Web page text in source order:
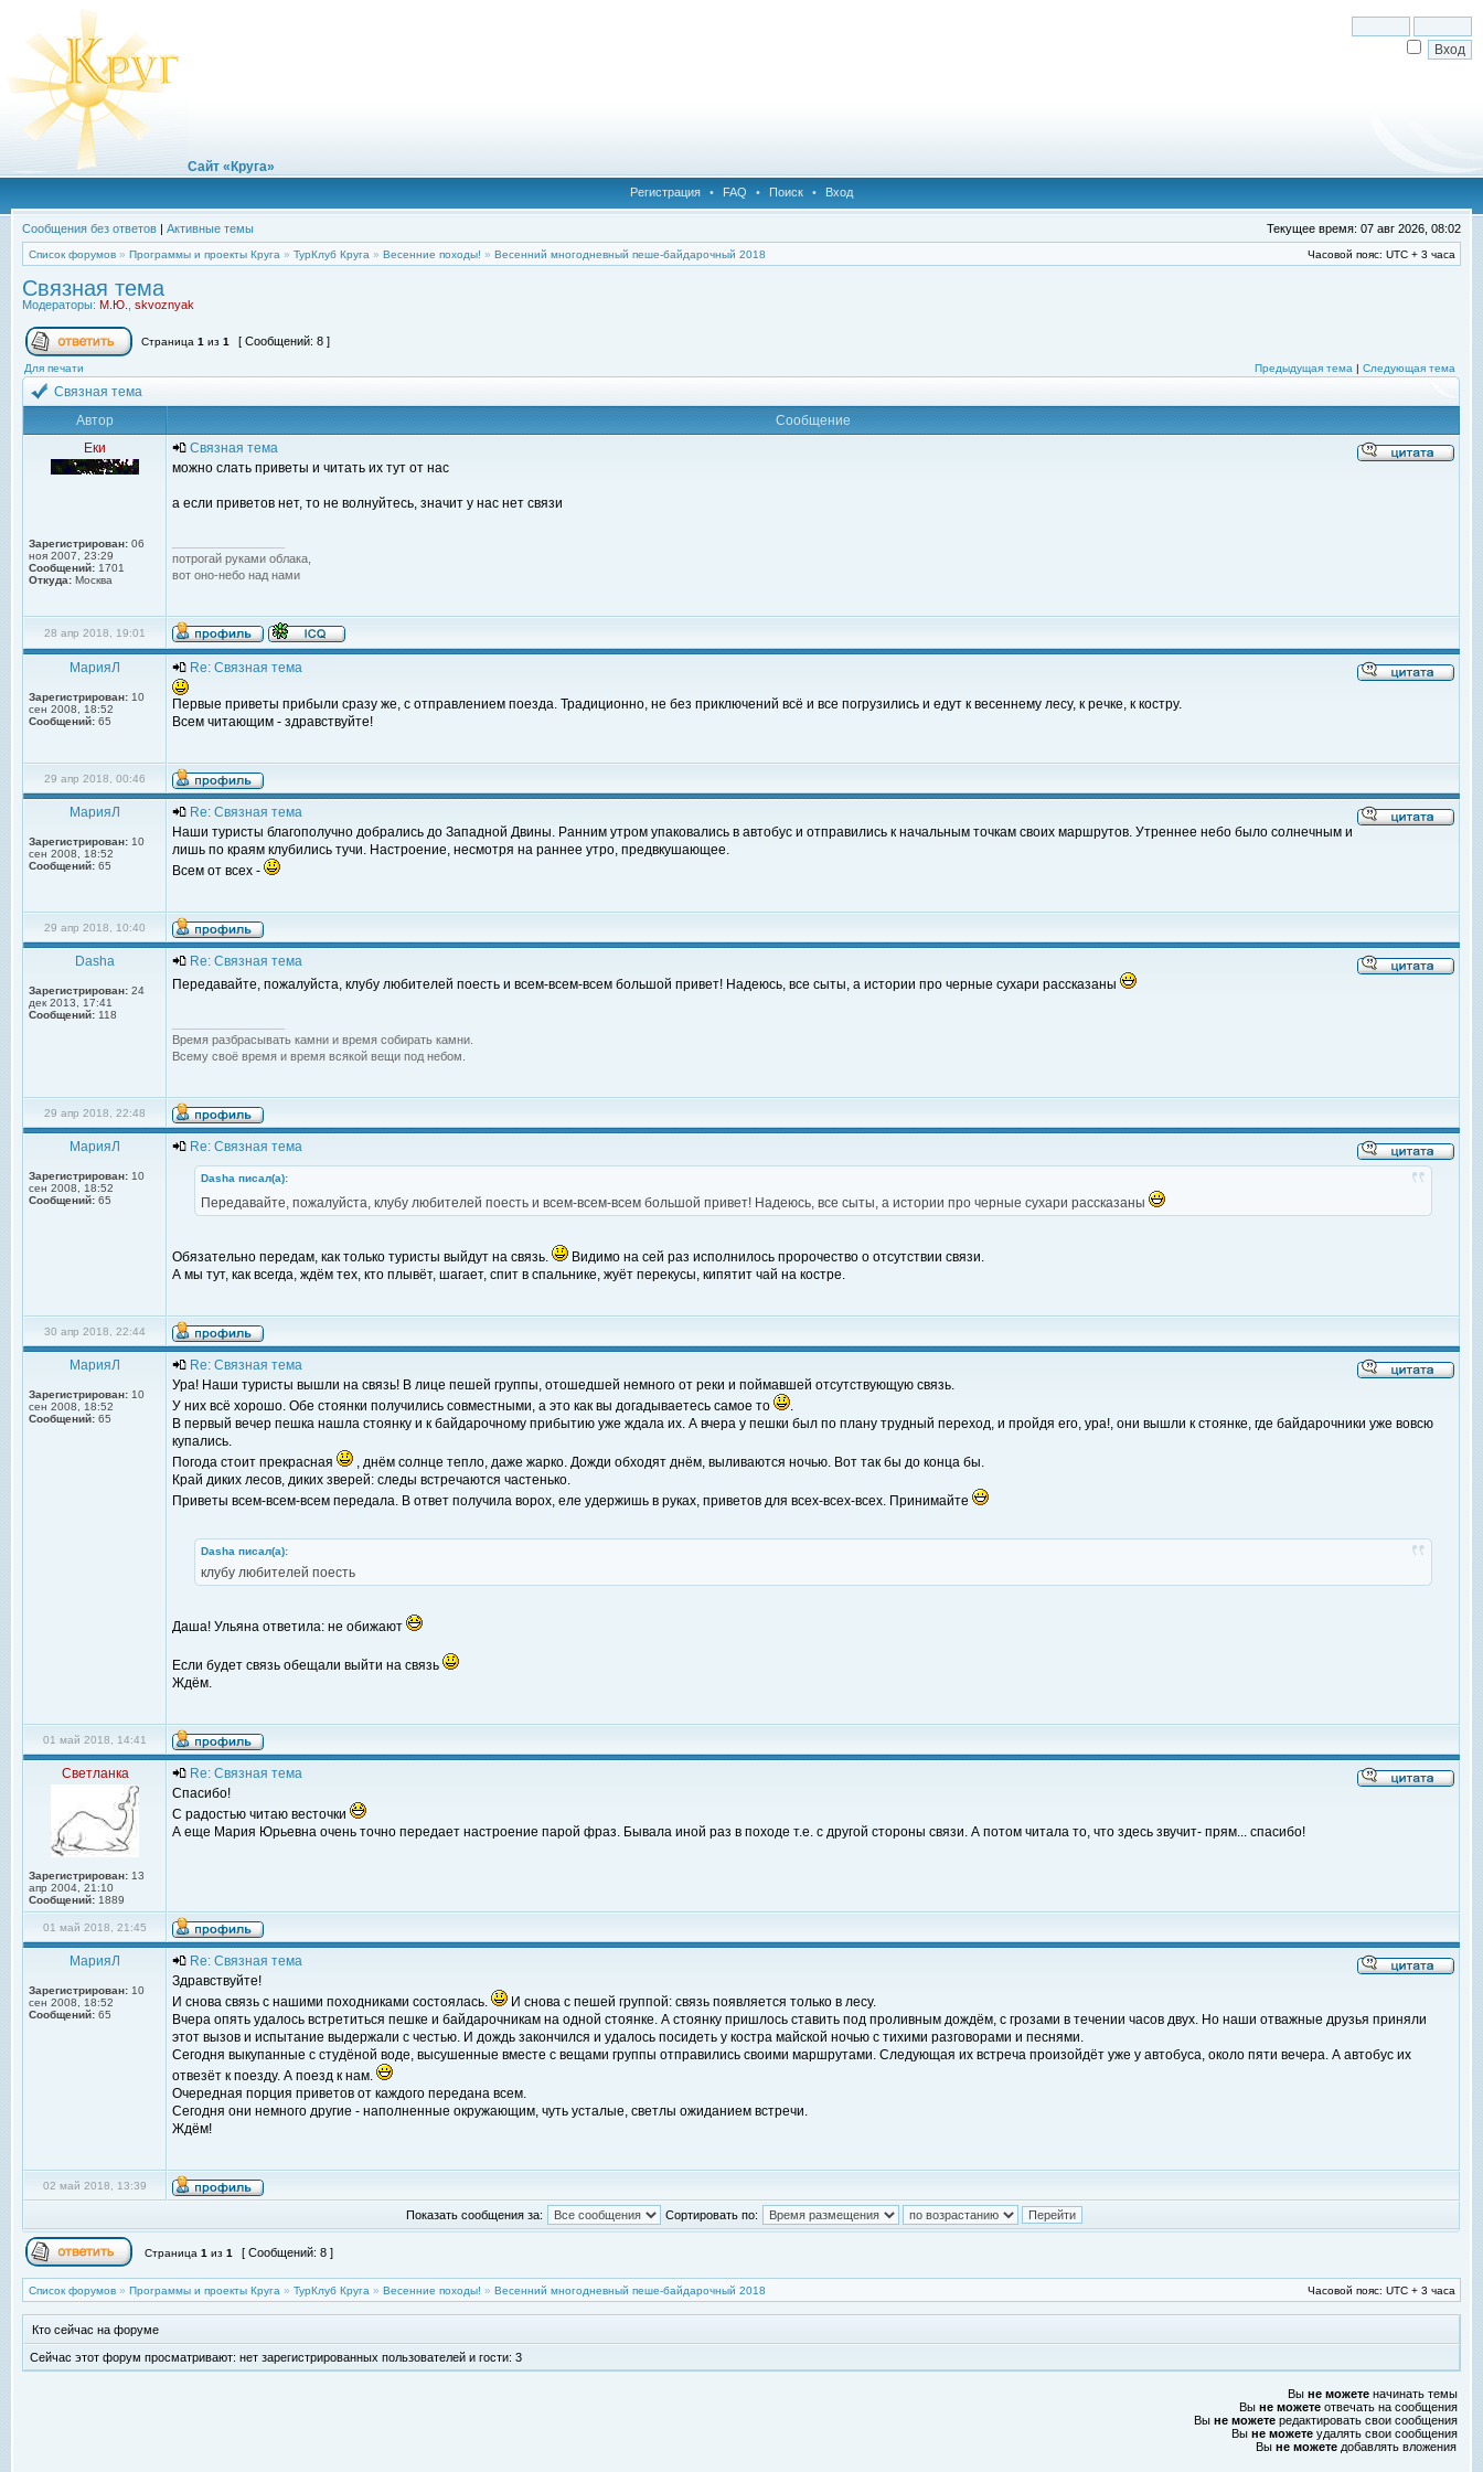
Сайт «Круга»
Регистрация • FAQ • Поиск • Вход
Сообщения без ответов | Активные темы Текущее время: 07 авг 2026, 08:02
Список форумов » Программы и проекты Круга » ТурКлуб Круга » Весенние походы! » Весенний многодневный пеше-байдарочный 2018 Часовой пояс: UTC + 3 часа
Связная тема
Модераторы: М.Ю. skvoznyak
Страница 1 из 1 [ Сообщений: 8 ]
Для печати Предыдущая тема | Следующая тема
Связная тема
Автор
Сообщение
Еки
Зарегистрирован: 06
ноя 2007, 23:29
Сообщений: 1701
Откуда: Москва
Связная тема
можно слать приветы и читать их тут от нас
а если приветов нет, то не волнуйтесь, значит у нас нет связи
потрогай руками облака,
вот оно-небо над нами
28 апр 2018, 19:01
МарияЛ
Зарегистрирован: 10
сен 2008, 18:52
Сообщений: 65
Re: Связная тема
Первые приветы прибыли сразу же, с отправлением поезда. Традиционно, не без приключений всё и все погрузились и едут к весеннему лесу, к речке, к костру.
Всем читающим - здравствуйте!
29 апр 2018, 00:46
МарияЛ
Зарегистрирован: 10
сен 2008, 18:52
Сообщений: 65
Re: Связная тема
Наши туристы благополучно добрались до Западной Двины. Ранним утром упаковались в автобус и отправились к начальным точкам своих маршрутов. Утреннее небо было солнечным и
лишь по краям клубились тучи. Настроение, несмотря на раннее утро, предвкушающее.
Всем от всех -
29 апр 2018, 10:40
Dasha
Зарегистрирован: 24
дек 2013, 17:41
Сообщений: 118
Re: Связная тема
Передавайте, пожалуйста, клубу любителей поесть и всем-всем-всем большой привет! Надеюсь, все сыты, а истории про черные сухари рассказаны
Время разбрасывать камни и время собирать камни.
Всему своё время и время всякой вещи под небом.
29 апр 2018, 22:48
МарияЛ
Зарегистрирован: 10
сен 2008, 18:52
Сообщений: 65
Re: Связная тема
Dasha писал(а):
Передавайте, пожалуйста, клубу любителей поесть и всем-всем-всем большой привет! Надеюсь, все сыты, а истории про черные сухари рассказаны
Обязательно передам, как только туристы выйдут на связь.
Видимо на сей раз исполнилось пророчество о отсутствии связи.
А мы тут, как всегда, ждём тех, кто плывёт, шагает, спит в спальнике, жуёт перекусы, кипятит чай на костре.
30 апр 2018, 22:44
МарияЛ
Зарегистрирован: 10
сен 2008, 18:52
Сообщений: 65
Re: Связная тема
Ура! Наши туристы вышли на связь! В лице пешей группы, отошедшей немного от реки и поймавшей отсутствующую связь.
У них всё хорошо. Обе стоянки получились совместными, а это как вы догадываетесь самое то
.
В первый вечер пешка нашла стоянку и к байдарочному прибытию уже ждала их. А вчера у пешки был по плану трудный переход, и пройдя его, ура!, они вышли к стоянке, где байдарочники уже вовсю
купались.
Погода стоит прекрасная
, днём солнце тепло, даже жарко. Дожди обходят днём, выливаются ночью. Вот так бы до конца бы.
Край диких лесов, диких зверей: следы встречаются частенько.
Приветы всем-всем-всем передала. В ответ получила ворох, еле удержишь в руках, приветов для всех-всех-всех. Принимайте
Dasha писал(а):
клубу любителей поесть
Даша! Ульяна ответила: не обижают
Если будет связь обещали выйти на связь
Ждём.
01 май 2018, 14:41
Светланка
Зарегистрирован: 13
апр 2004, 21:10
Сообщений: 1889
Re: Связная тема
Спасибо!
С радостью читаю весточки
А еще Мария Юрьевна очень точно передает настроение парой фраз. Бывала иной раз в походе т.е. с другой стороны связи. А потом читала то, что здесь звучит- прям... спасибо!
01 май 2018, 21:45
МарияЛ
Зарегистрирован: 10
сен 2008, 18:52
Сообщений: 65
Re: Связная тема
Здравствуйте!
И снова связь с нашими походниками состоялась.
И снова с пешей группой: связь появляется только в лесу.
Вчера опять удалось встретиться пешке и байдарочникам на одной стоянке. А стоянку пришлось ставить под проливным дождём, с грозами в течении часов двух. Но наши отважные друзья приняли
этот вызов и испытание выдержали с честью. И дождь закончился и удалось посидеть у костра майской ночью с тихими разговорами и песнями.
Сегодня выкупанные с студёной воде, высушенные вместе с вещами группы отправились своими маршрутами. Следующая их встреча произойдёт уже у автобуса, около пяти вечера. А автобус их
отвезёт к поезду. А поезд к нам.
Очередная порция приветов от каждого передана всем.
Сегодня они немного другие - наполненные окружающим, чуть усталые, светлы ожиданием встречи.
Ждём!
02 май 2018, 13:39
Показать сообщения за: Сортировать по:
Страница 1 из 1 [ Сообщений: 8 ]
Список форумов » Программы и проекты Круга » ТурКлуб Круга » Весенние походы! » Весенний многодневный пеше-байдарочный 2018 Часовой пояс: UTC + 3 часа
Кто сейчас на форуме
Сейчас этот форум просматривают: нет зарегистрированных пользователей и гости: 3
Вы не можете начинать темы
Вы не можете отвечать на сообщения
Вы не можете редактировать свои сообщения
Вы не можете удалять свои сообщения
Вы не можете добавлять вложения